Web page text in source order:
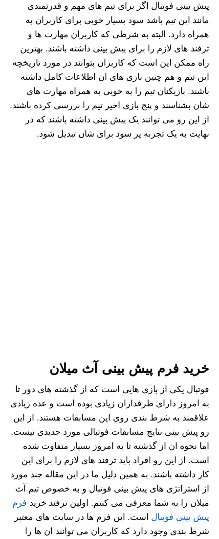
پیش بینی فوتبال اگر برای تیم های مهم و قدرتمندی
مانند این تیم باشد سود بسیار خوبی برای کاربران به
همراه دارد. البته به شرطی که کاربران مهارت ها و
ترفند های لازم را برای پیش بینی داشته باشند. بهترین
راه ممکن این است که کاربران بتوانند در مورد تاریخچه
این تیم و هم چنین بازی های ان اطلاعات کامل داشته
باشند. بازیکنان تیم را به خوبی به همراه مهارت های
شان بشناسند و پنج بازی اخیر تیم را بررسی کرده باشند.
از این رو می توانند یک پیش بینی داشته باشند که در
نهایت به یک تجربه پر سود برای شان تبدیل شود.
خرید فرم پیش بینی آث میلان
فوتبال یکی از بازی هایی است که از گذشته های دور تا
به امروز دارای طرفداران زیادی بوده است و عده زیادی
علاقمند به شرط بندی روی این مسابقات هستند. از این
رو پیش بینی نتایج مسابقات فوتبالی مورد جدیدی نیست.
اما نحوه ان از گذشته تا به امروز بسیار متفاوت شده
است. از این رو افراد باید ترفند های لازم را برای این
کار داشته باشند. به همین دلیل ما در این مقاله چند مورد
از استراتژی های پیش بینی فوتبال و به خصوص تیم آث
میلان را به شما معرفی می کنیم. اولین ترفند خرید فرم
پیش بینی فوتبال است. این فرم ها در سایت های معتبر
شرط بندی وجود دارد که کاربران می توانند ان ها را